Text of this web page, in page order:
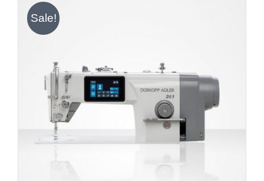
Sale!
IN DEN WARENKORB / DETAILS